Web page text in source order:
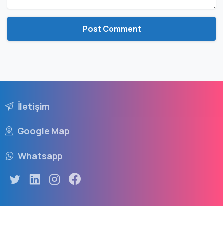
İletişim
Google Map
Whatsapp